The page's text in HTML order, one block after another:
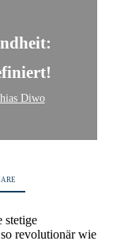
Diwo
stetige
revolutionär wie